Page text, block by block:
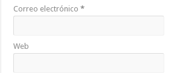
Correo electrónico*
Web